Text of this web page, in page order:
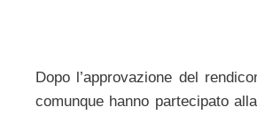
Dopo l’approvazione del
comunque hanno partecipato